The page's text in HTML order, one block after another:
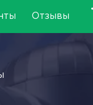
Отзывы